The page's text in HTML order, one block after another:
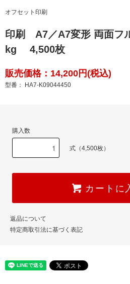
オフセット印刷
印刷 A7／A7変形 両面フ
kg 4,500枚
販売価格：14,200円(税込)
型番： HA7-K09044450
購入数
式（4,500枚）
カートに
返品について
特定商取引法に基づく表記